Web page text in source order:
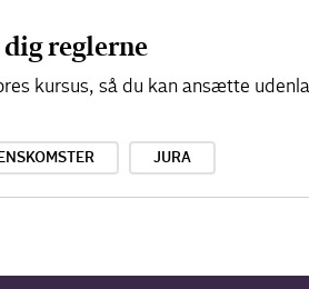
reglerne
kursus, så du kan ansætte
JURA